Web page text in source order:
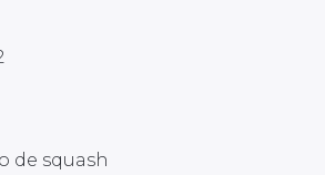
de squash